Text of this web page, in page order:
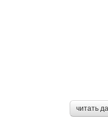
читать